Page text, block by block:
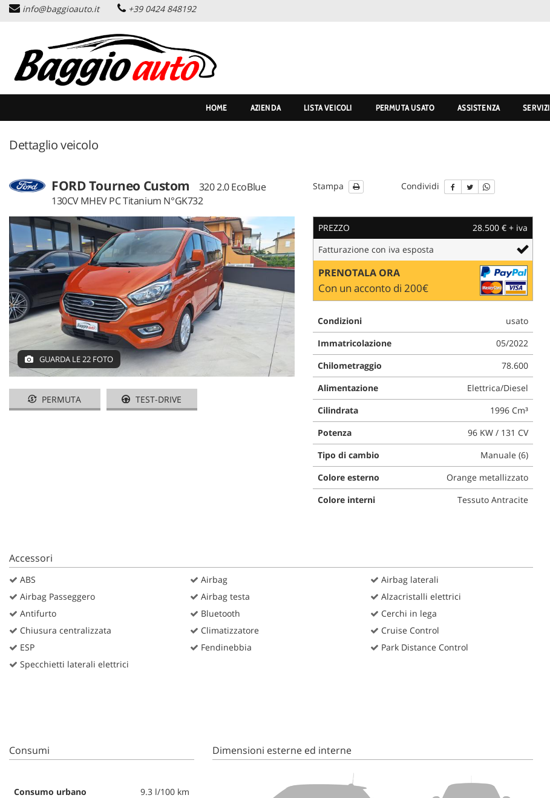
AZIENDA
LISTA VEICOLI
PERMUTA USATO
SERVIZI
CONTATTI
NEWS
AREA COMMERCIANTI
info@baggioauto.it +39 0424 848192
HOME AZIENDA LISTA VEICOLI PERMUTA USATO ASSISTENZA SERVIZI
Dettaglio veicolo
FORD Tourneo Custom
320 2.0 EcoBlue
130CV MHEV PC Titanium N°GK732
Stampa Condividi
GUARDA LE 22 FOTO
PERMUTA TEST-DRIVE
PREZZO
28.500 € + iva
Fatturazione con iva esposta
PRENOTALA ORA
Con un acconto di 200€
Condizioni
usato
Immatricolazione
05/2022
Chilometraggio
78.600
Alimentazione
Elettrica/Diesel
Cilindrata
1996 Cm³
Potenza
96 KW / 131 CV
Tipo di cambio
Manuale (6)
Colore esterno
Orange metallizzato
Colore interni
Tessuto Antracite
Accessori
ABS
Airbag Passeggero
Antifurto
Chiusura centralizzata
ESP
Specchietti laterali elettrici
Airbag
Airbag testa
Bluetooth
Climatizzatore
Fendinebbia
Airbag laterali
Alzacristalli elettrici
Cerchi in lega
Cruise Control
Park Distance Control
Consumi
Consumo urbano
9.3 l/100 km
Dimensioni esterne ed interne